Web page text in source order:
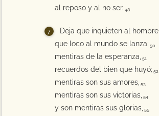
al reposo y al no ser. 48
Deja que inquieten al hombre
que loco al mundo se lanza; 50
mentiras de la esperanza, 51
recuerdos del bien que huyó; 52
mentiras son sus amores, 53
mentiras son sus victorias, 54
y son mentiras sus glorias, 55